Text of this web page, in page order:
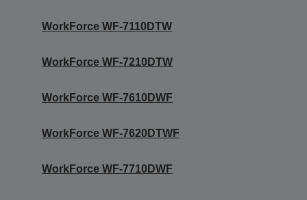
WorkForce WF-7110DTW
WorkForce WF-7210DTW
WorkForce WF-7610DWF
WorkForce WF-7620DTWF
WorkForce WF-7710DWF